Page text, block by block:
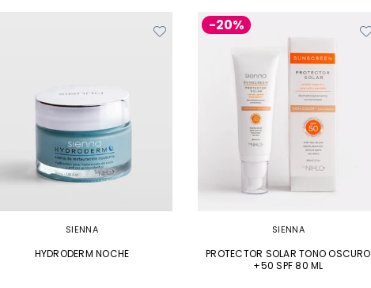
SIENNA
HYDRODERM NOCHE
-20%
SIENNA
PROTECTOR SOLAR TONO OSCURO
+50 SPF 80 ML